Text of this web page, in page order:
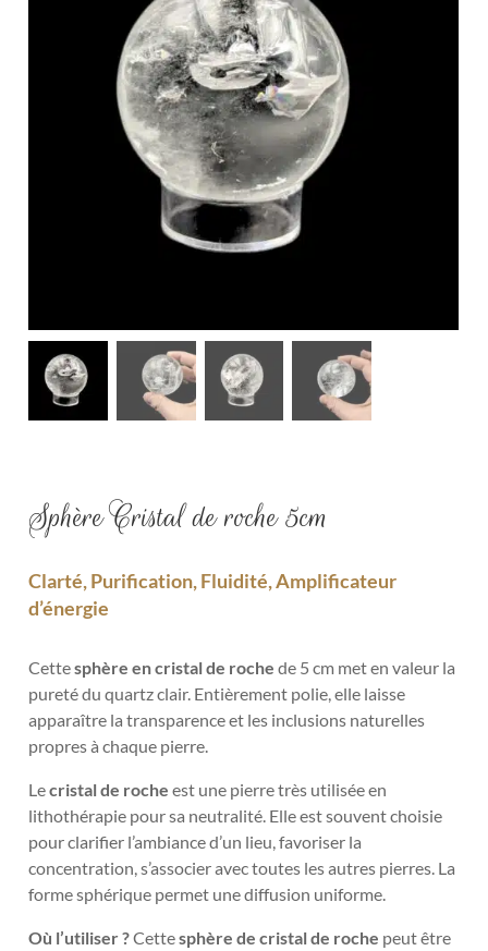
Sphère Cristal de roche 5cm
Clarté, Purification, Fluidité, Amplificateur
d’énergie
Cettesphère en cristal de rochede 5 cm met en valeur la
pureté du quartz clair. Entièrement polie, elle laisse
apparaître la transparence et les inclusions naturelles
propres à chaque pierre.
Lecristal de roche est une pierre très utilisée en
lithothérapie pour sa neutralité. Elle est souvent choisie
pour clarifier l’ambiance d’un lieu, favoriser la
concentration, s’associer avec toutes les autres pierres. La
forme sphérique permet une diffusion uniforme.
Où l’utiliser ?Cettesphère de cristal de roche peut être